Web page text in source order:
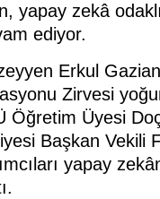
yapay zekâ
ediyor.
Erkul
Zirvesi
Öğretim Üyesi
Başkan Vekili
yapay